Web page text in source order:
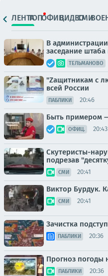
ЛЕНТАТОПОФИЦ.ВИДЕОСМИ
В
заседание
ТЕЛЬМАНОВО
"Zащитникам с
всей России
ПАБЛИКИ 20:46
Быть примером
ОФИЦ. 20:43
Скутеристы-
подрезав
СМИ 20:41
Виктор Бурдук.
СМИ 20:41
Зачистка
ПАБЛИКИ 20:36
Прогноз погоды
ПАБЛИКИ 20:36